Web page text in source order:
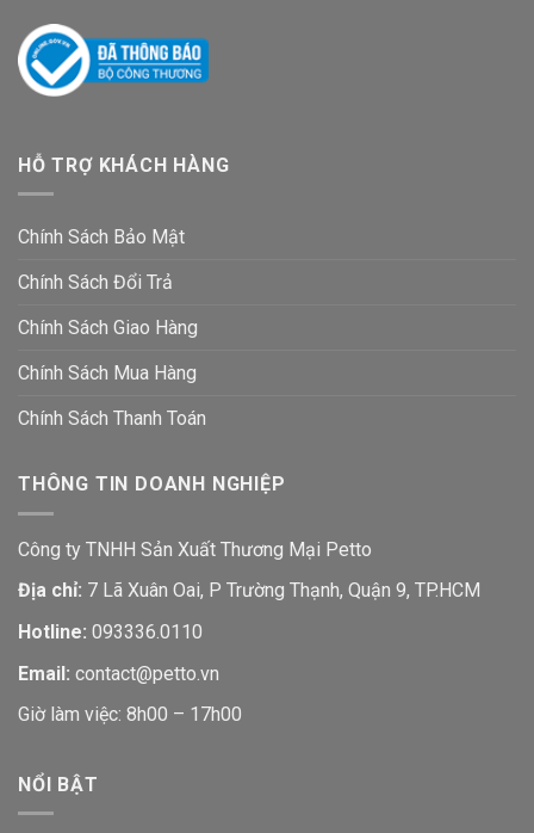
HỖ TRỢ KHÁCH HÀNG
Chính Sách Bảo Mật
Chính Sách Đổi Trả
Chính Sách Giao Hàng
Chính Sách Mua Hàng
Chính Sách Thanh Toán
THÔNG TIN DOANH NGHIỆP
Công ty TNHH Sản Xuất Thương Mại Petto
Địa chỉ: 7 Lã Xuân Oai, P Trường Thạnh, Quận 9, TP.HCM
Hotline: 093336.0110
Email: contact@petto.vn
Giờ làm việc: 8h00 – 17h00
NỔI BẬT